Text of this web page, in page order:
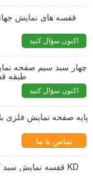
قفسه های نمایش
اکنون سؤال کنید
چهار سبد سیم صفحه
طبقه
اکنون سؤال کنید
پایه صفحه نمایش فلزی
تماس با ما
قفسه نمایش سبد کروم سیم قابل انباشته با ساختار KD